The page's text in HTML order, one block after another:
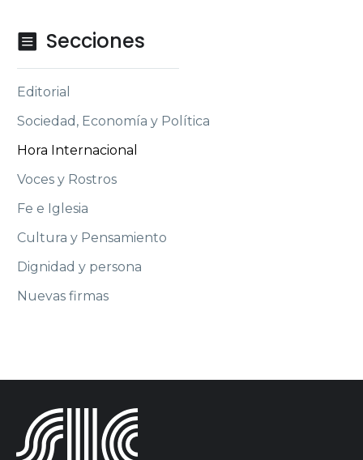
 Secciones
Editorial
Sociedad, Economía y Política
Hora Internacional
Voces y Rostros
Fe e Iglesia
Cultura y Pensamiento
Dignidad y persona
Nuevas firmas